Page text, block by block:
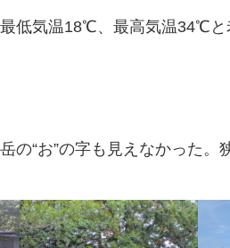
低気温18℃、最高気温34℃と
の“お”の字も見えなかった。